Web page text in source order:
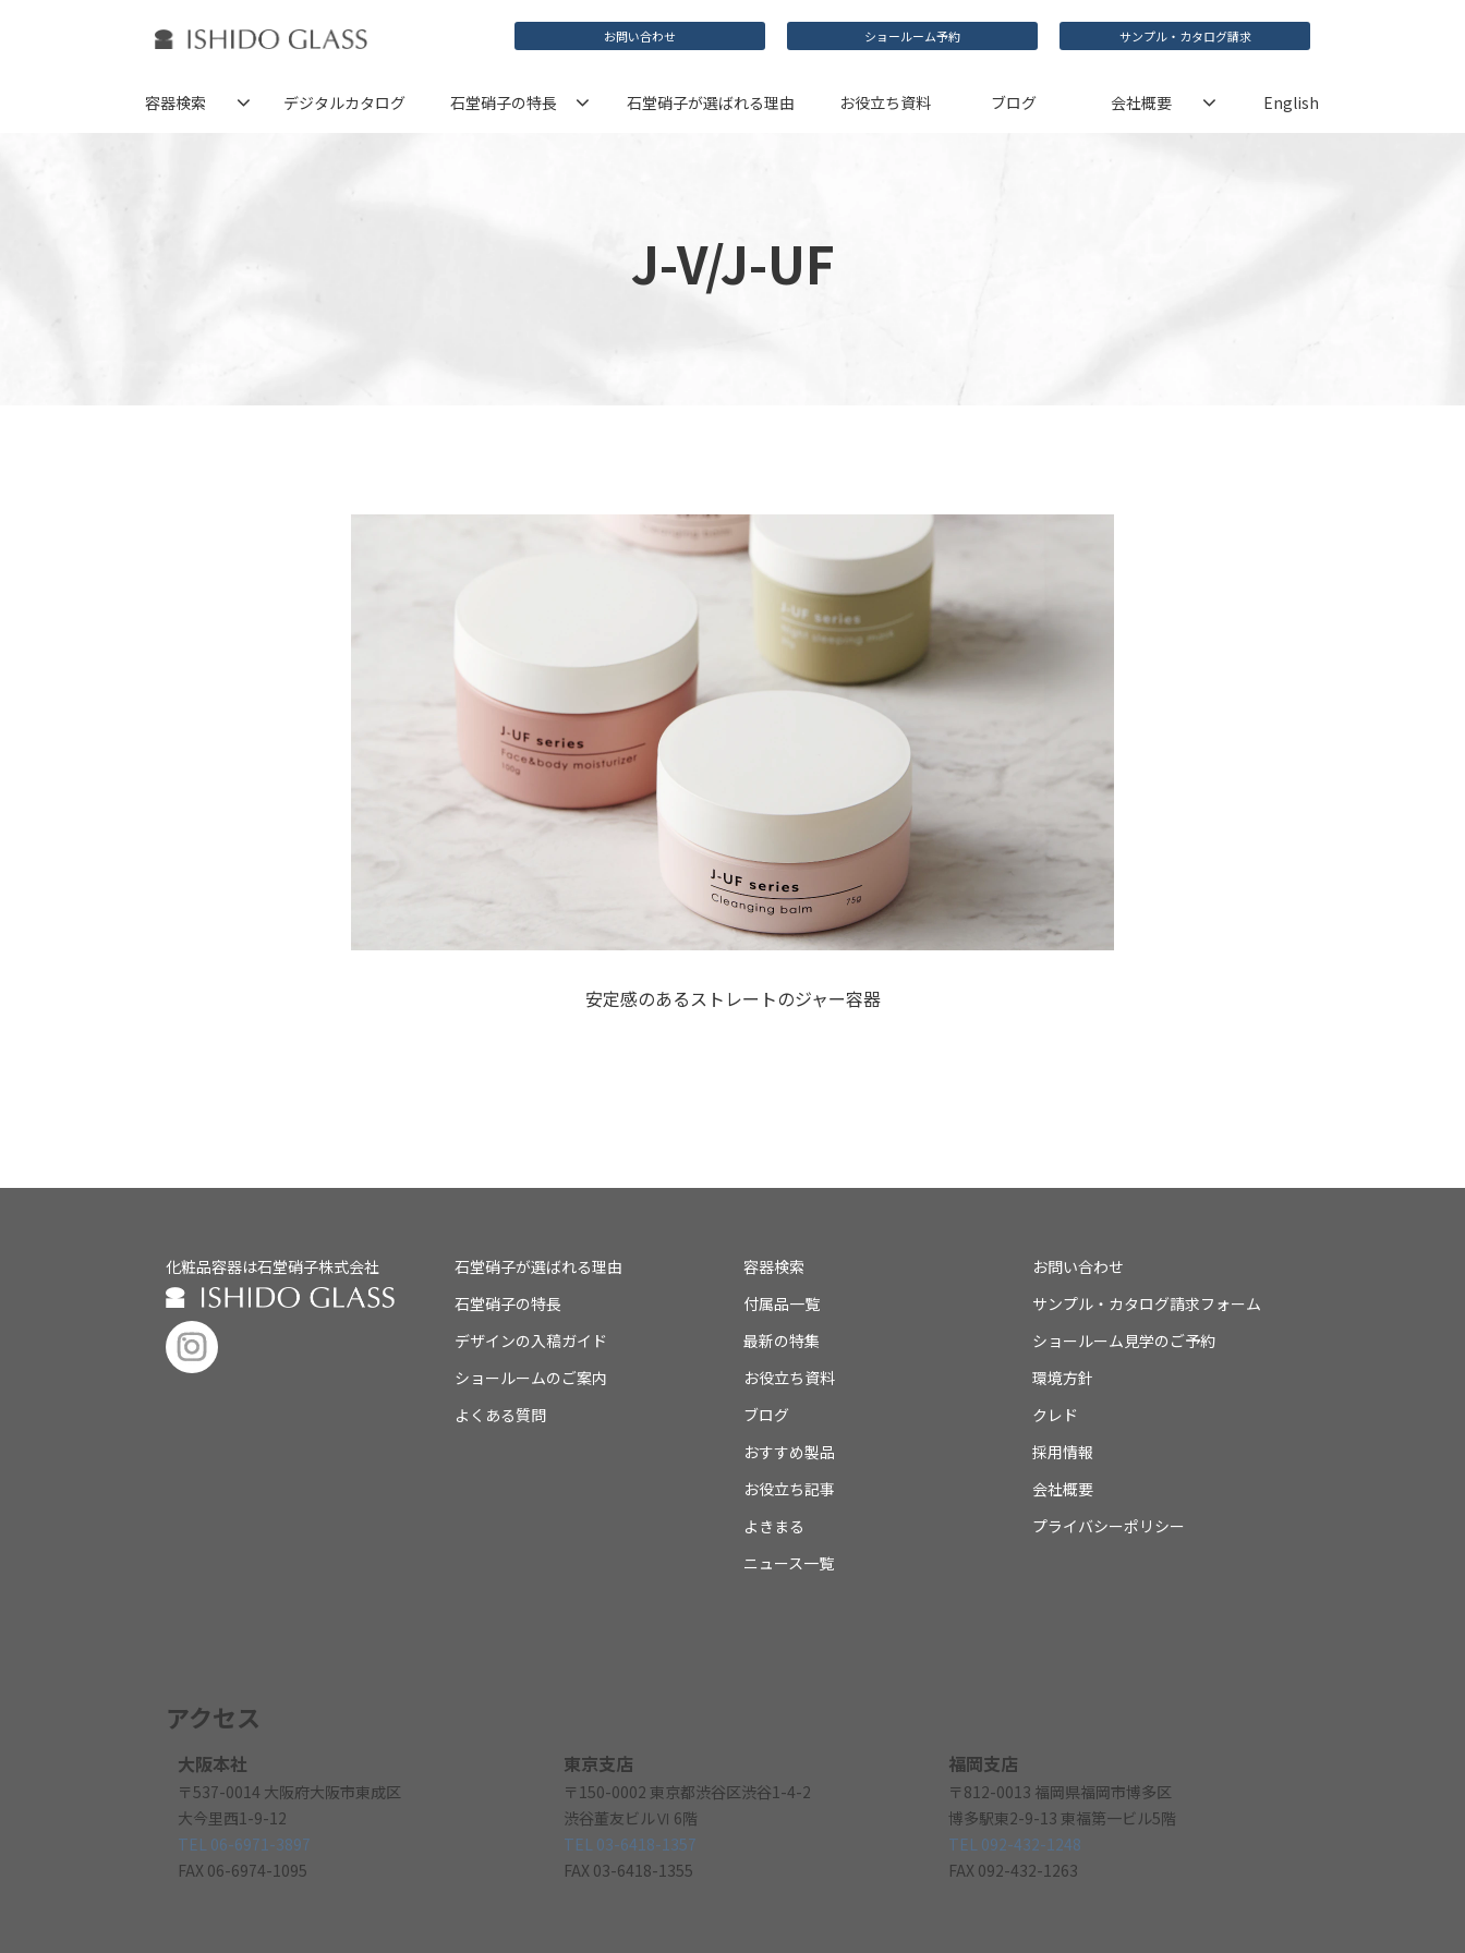
お問い合わせ ショールーム予約 サンプル・カタログ請求
容器検索 デジタルカタログ 石堂硝子の特長 石堂硝子が選ばれる理由 お役立ち資料 ブログ 会社概要 English
J-V/J-UF
安定感のあるストレートのジャー容器
化粧品容器は石堂硝子株式会社
石堂硝子が選ばれる理由
石堂硝子の特長
デザインの入稿ガイド
ショールームのご案内
よくある質問
容器検索
付属品一覧
最新の特集
お役立ち資料
ブログ
おすすめ製品
お役立ち記事
よきまる
ニュース一覧
お問い合わせ
サンプル・カタログ請求フォーム
ショールーム見学のご予約
環境方針
クレド
採用情報
会社概要
プライバシーポリシー
アクセス
大阪本社
〒537-0014 大阪府大阪市東成区
大今里西1-9-12
TEL 06-6971-3897
FAX 06-6974-1095
東京支店
〒150-0002 東京都渋谷区渋谷1-4-2
渋谷董友ビルⅥ 6階
TEL 03-6418-1357
FAX 03-6418-1355
福岡支店
〒812-0013 福岡県福岡市博多区
博多駅東2-9-13 東福第一ビル5階
TEL 092-432-1248
FAX 092-432-1263